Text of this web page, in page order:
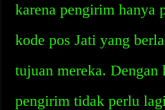
karena pengirim hanya
kode pos Jati yang
tujuan mereka. Dengan
pengirim tidak perlu